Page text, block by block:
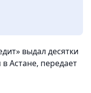
выдал десятки
Астане, передает